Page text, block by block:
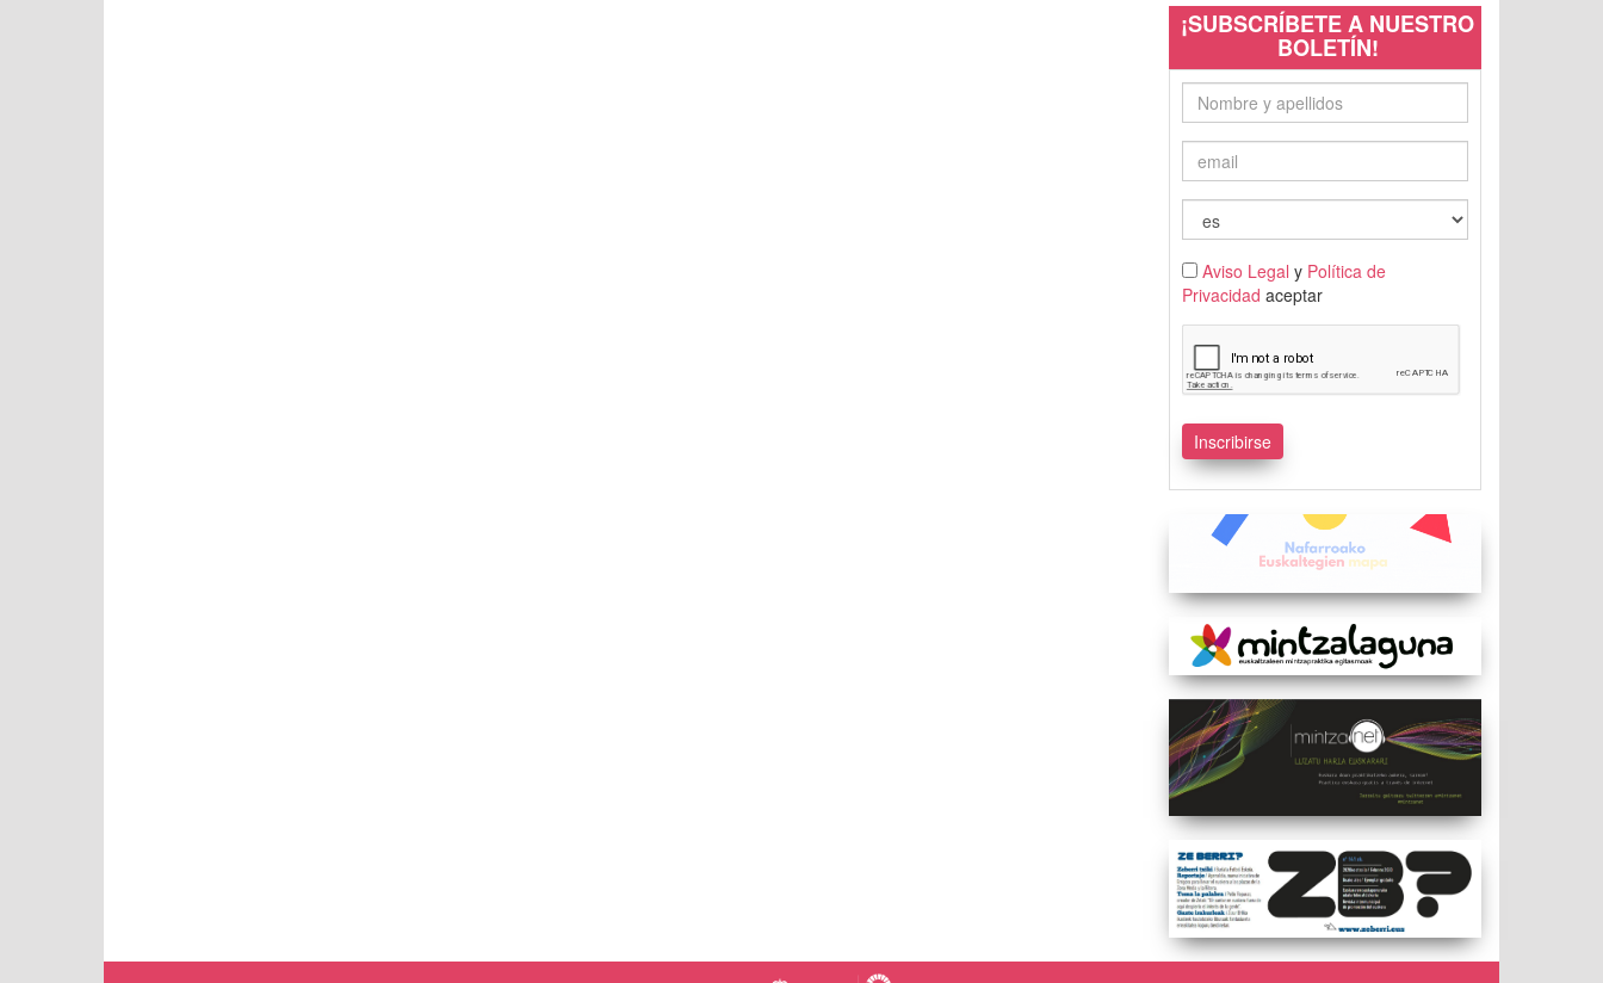
¡SUBSCRÍBETE A NUESTRO
BOLETÍN!
Aviso Legal y Política de
Privacidad aceptar